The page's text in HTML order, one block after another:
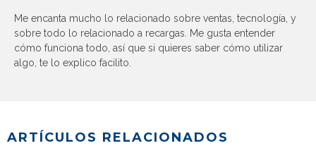
Me encanta mucho lo relacionado sobre ventas, tecnología, y
sobre todo lo relacionado a recargas. Me gusta entender
cómo funciona todo, así que si quieres saber cómo utilizar
algo, te lo explico facilito.
ARTÍCULOS RELACIONADOS